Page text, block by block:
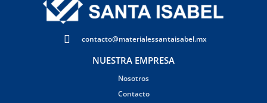
contacto@materialessantaisabel.mx
NUESTRA EMPRESA
Nosotros
Contacto